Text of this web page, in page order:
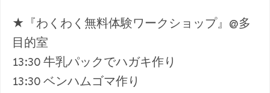
★『わくわく無料体験ワークショップ』@多
目的室
13:30 牛乳パックでハガキ作り
13:30 ベンハムゴマ作り